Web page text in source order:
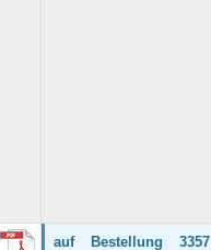
auf Bestellung 3357